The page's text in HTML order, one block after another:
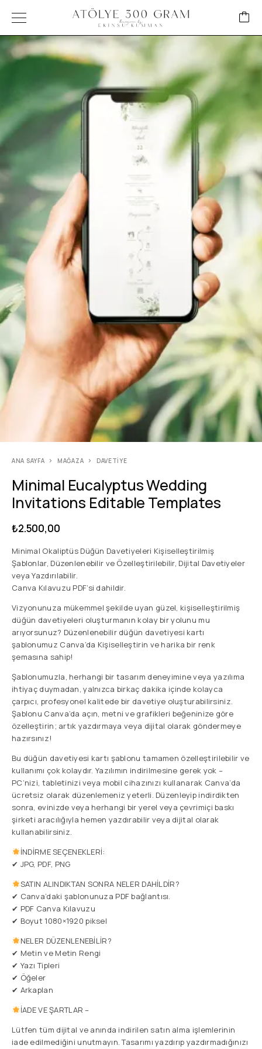
ANA SAYFA MAĞAZA DAVETIYE
Minimal Eucalyptus Wedding
Invitations Editable Templates
₺2.500,00
Minimal Okaliptüs Düğün Davetiyeleri Kişiselleştirilmiş
Şablonlar, Düzenlenebilir ve Özelleştirilebilir, Dijital Davetiyeler
veya Yazdırılabilir.
Canva Kılavuzu PDF’si dahildir.
Vizyonunuza mükemmel şekilde uyan güzel, kişiselleştirilmiş
düğün davetiyeleri oluşturmanın kolay bir yolunu mu
arıyorsunuz? Düzenlenebilir düğün davetiyesi kartı
şablonumuz Canva’da Kişiselleştirin ve harika bir renk
şemasına sahip!
Şablonumuzla, herhangi bir tasarım deneyimine veya yazılıma
ihtiyaç duymadan, yalnızca birkaç dakika içinde kolayca
çarpıcı, profesyonel kalitede bir davetiye oluşturabilirsiniz.
Şablonu Canva’da açın, metni ve grafikleri beğeninize göre
özelleştirin; artık yazdırmaya veya dijital olarak göndermeye
hazırsınız!
Bu düğün davetiyesi kartı şablonu tamamen özelleştirilebilir ve
kullanımı çok kolaydır. Yazılımın indirilmesine gerek yok –
PC’nizi, tabletinizi veya mobil cihazınızı kullanarak Canva’da
ücretsiz olarak düzenlemeniz yeterli. Düzenleyip indirdikten
sonra, evinizde veya herhangi bir yerel veya çevrimiçi baskı
şirketi aracılığıyla hemen yazdırabilir veya dijital olarak
kullanabilirsiniz.
İNDİRME SEÇENEKLERİ:
✔ JPG, PDF, PNG
SATIN ALINDIKTAN SONRA NELER DAHİLDİR?
✔ Canva’daki şablonunuza PDF bağlantısı.
✔ PDF Canva Kılavuzu
✔ Boyut 1080×1920 piksel
NELER DÜZENLENEBİLİR?
✔ Metin ve Metin Rengi
✔ Yazı Tipleri
✔ Öğeler
✔ Arkaplan
İADE VE ŞARTLAR –
Lütfen tüm dijital ve anında indirilen satın alma işlemlerinin
iade edilmediğini unutmayın. Tasarımı yazdırıp yazdırmadığınızı